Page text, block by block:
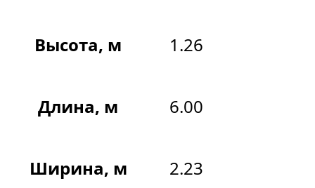
Высота, м 1.26
Длина, м 6.00
Ширина, м 2.23